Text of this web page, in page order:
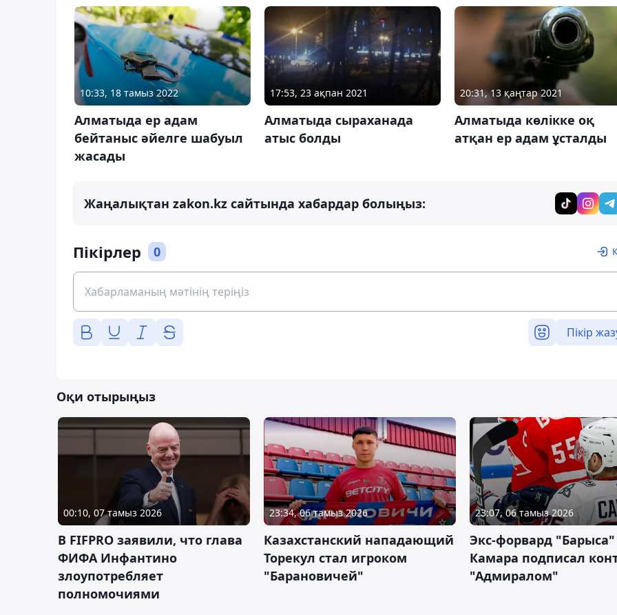
10:33, 18 тамыз 2022
Алматыда ер адам
бейтаныс әйелге шабуыл
жасады
17:53, 23 ақпан 2021
Алматыда сыраханада
атыс болды
20:31, 13 қаңтар 2021
Алматыда көлікке оқ
атқан ер адам ұсталды
Жаңалықтан zakon.kz сайтында хабардар болыңыз:
Пікірлер 0
Пікір
Оқи отырыңыз
00:10, 07 тамыз 2026
В FIFPRO заявили, что глава
ФИФА Инфантино
злоупотребляет
полномочиями
23:34, 06 тамыз 2026
Казахстанский нападающий
Торекул стал игроком
"Барановичей"
23:07, 06 тамыз 2026
Экс-форвард "Барыса"
Камара подписал
"Адмиралом"